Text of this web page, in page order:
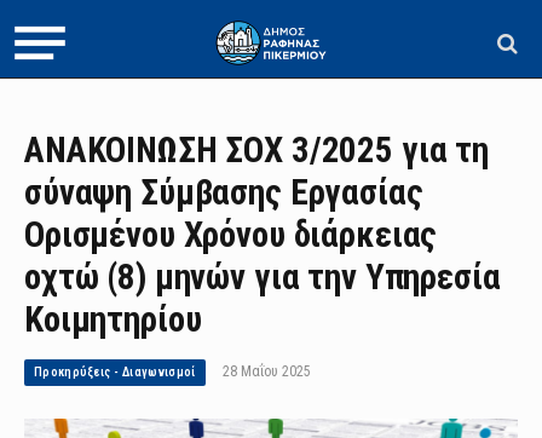
ΑΝΑΚΟΙΝΩΣΗ ΣΟΧ 3/2025 για τη
σύναψη Σύμβασης Εργασίας
Ορισμένου Χρόνου διάρκειας
οχτώ (8) μηνών για την Υπηρεσία
Κοιμητηρίου
Προκηρύξεις - Διαγωνισμοί 28 Μαΐου 2025